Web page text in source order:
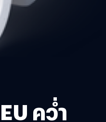
คว่ำ